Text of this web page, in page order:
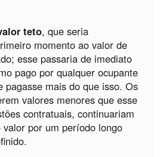
teto, que seria
momento ao valor de
esse passaria de imediato
pago por qualquer ocupante
pagasse mais do que isso. Os
valores menores que esse
contratuais, continuariam
valor por um período longo